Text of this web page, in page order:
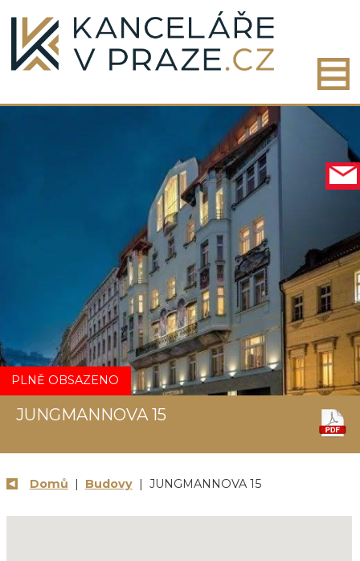
JUNGMANNOVA 15
PLNĚ OBSAZENO
Domů | Budovy| JUNGMANNOVA 15